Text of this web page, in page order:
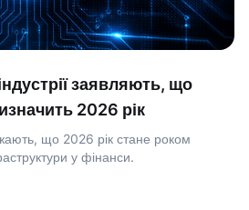
заявляють, що
2026 рік
що 2026 рік стане роком
у фінанси.